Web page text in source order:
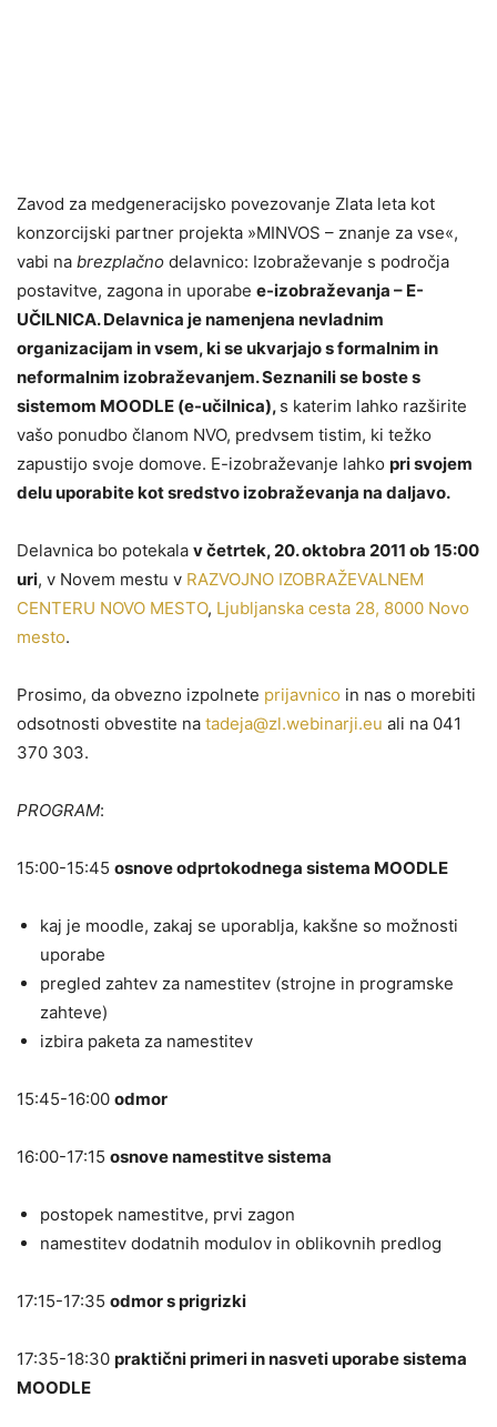
Zavod za medgeneracijsko povezovanje Zlata leta kot
konzorcijski partner projekta »MINVOS – znanje za vse«,
vabi na brezplačno delavnico: Izobraževanje s področja
postavitve, zagona in uporabe e-izobraževanja – E-
UČILNICA. Delavnica je namenjena nevladnim
organizacijam in vsem, ki se ukvarjajo s formalnim in
neformalnim izobraževanjem. Seznanili se boste s
sistemom MOODLE (e-učilnica), s katerim lahko razširite
vašo ponudbo članom NVO, predvsem tistim, ki težko
zapustijo svoje domove. E-izobraževanje lahko pri svojem
delu uporabite kot sredstvo izobraževanja na daljavo.
Delavnica bo potekala v četrtek, 20. oktobra 2011 ob 15:00
uri, v Novem mestu v RAZVOJNO IZOBRAŽEVALNEM
CENTERU NOVO MESTO, Ljubljanska cesta 28, 8000 Novo
mesto.
Prosimo, da obvezno izpolnete prijavnico in nas o morebiti
odsotnosti obvestite na tadeja@zl.webinarji.eu ali na 041
370 303.
PROGRAM:
15:00-15:45 osnove odprtokodnega sistema MOODLE
kaj je moodle, zakaj se uporablja, kakšne so možnosti
uporabe
pregled zahtev za namestitev (strojne in programske
zahteve)
izbira paketa za namestitev
15:45-16:00 odmor
16:00-17:15 osnove namestitve sistema
postopek namestitve, prvi zagon
namestitev dodatnih modulov in oblikovnih predlog
17:15-17:35 odmor s prigrizki
17:35-18:30 praktični primeri in nasveti uporabe sistema
MOODLE